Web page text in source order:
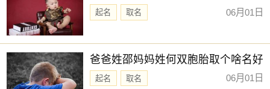
起名 取名 06月01日
爸爸姓邵妈妈姓何双胞胎取个啥名好
起名 取名 06月01日